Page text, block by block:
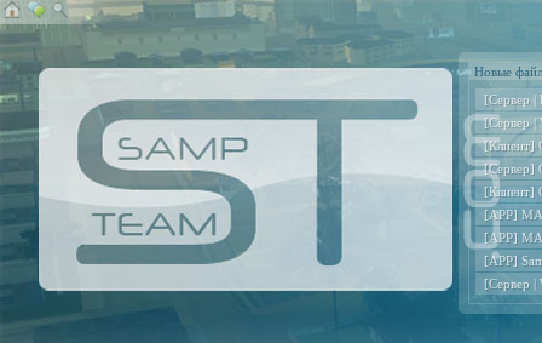
Новые
[Сервер |
[Сервер |
[Клиент]
[Сервер]
[Клиент]
[APP]
[APP]
[APP]
[Сервер |